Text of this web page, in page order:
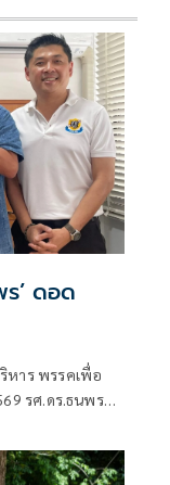
ร’ ดอด
หาร พรรคเพื่อ
พร